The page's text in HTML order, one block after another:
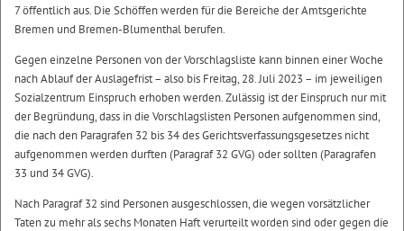
7 öffentlich aus. Die Schöffen werden für die Bereiche der Amtsgerichte
Bremen und Bremen-Blumenthal berufen.
Gegen einzelne Personen von der Vorschlagsliste kann binnen einer Woche
nach Ablauf der Auslagefrist – also bis Freitag, 28. Juli 2023 – im jeweiligen
Sozialzentrum Einspruch erhoben werden. Zulässig ist der Einspruch nur mit
der Begründung, dass in die Vorschlagslisten Personen aufgenommen sind,
die nach den Paragrafen 32 bis 34 des Gerichtsverfassungsgesetzes nicht
aufgenommen werden durften (Paragraf 32 GVG) oder sollten (Paragrafen
33 und 34 GVG).
Nach Paragraf 32 sind Personen ausgeschlossen, die wegen vorsätzlicher
Taten zu mehr als sechs Monaten Haft verurteilt worden sind oder gegen die